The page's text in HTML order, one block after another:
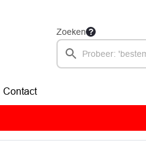
Zoeken
Contact